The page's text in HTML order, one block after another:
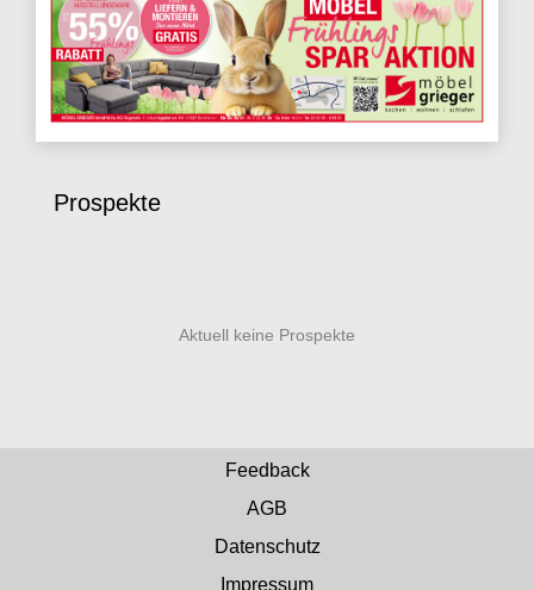
Prospekte
Feedback
AGB
Datenschutz
Impressum